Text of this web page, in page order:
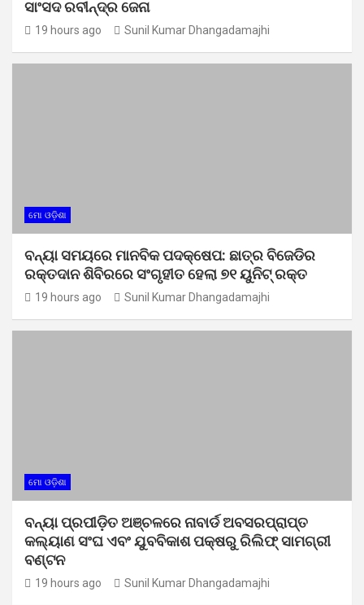
ସାଂସଦ ରବୀନ୍ଦ୍ର ଜେନା
19 hours ago Sunil Kumar Dhangadamajhi
ମୋ ଓଡ଼ିଶା
ବନ୍ୟା ସମୟରେ ମାନବିକ ପଦକ୍ଷେପ: ଛାତ୍ର ବିଜେଡିର
ରକ୍ତଦାନ ଶିବିରରେ ସଂଗୃହୀତ ହେଲା ୭୧ ୟୁନିଟ୍ ରକ୍ତ
19 hours ago Sunil Kumar Dhangadamajhi
ମୋ ଓଡ଼ିଶା
ବନ୍ୟା ପ୍ରପୀଡ଼ିତ ଅଞ୍ଚଳରେ ନାବାର୍ଡ ଅବସରପ୍ରାପ୍ତ
କଲ୍ୟାଣ ସଂଘ ଏବଂ ଯୁବବିକାଶ ପକ୍ଷରୁ ରିଲିଫ୍ ସାମଗ୍ରୀ
ବଣ୍ଟନ
19 hours ago Sunil Kumar Dhangadamajhi